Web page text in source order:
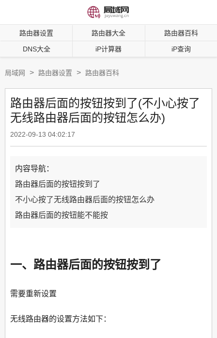
路由器设置 路由器大全 路由器百科
DNS大全 iP计算器 iP查询
局域网 > 路由器设置 > 路由器百科
路由器后面的按钮按到了(不小心按了
无线路由器后面的按钮怎么办)
2022-09-13 04:02:17
内容导航：
路由器后面的按钮按到了
不小心按了无线路由器后面的按钮怎么办
路由器后面的按钮能不能按
一、路由器后面的按钮按到了
需要重新设置
无线路由器的设置方法如下：